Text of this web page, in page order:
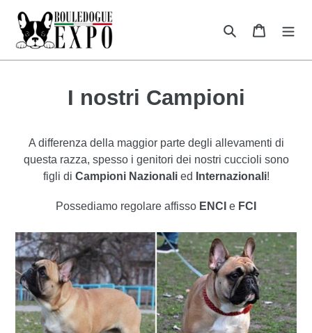
direttamente
contenuti
Cerca Carrello
I nostri Campioni
A differenza della maggior parte degli allevamenti di
questa razza, spesso i genitori dei nostri cuccioli sono
figli di Campioni Nazionali ed Internazionali!
Possediamo regolare affisso ENCI e FCI